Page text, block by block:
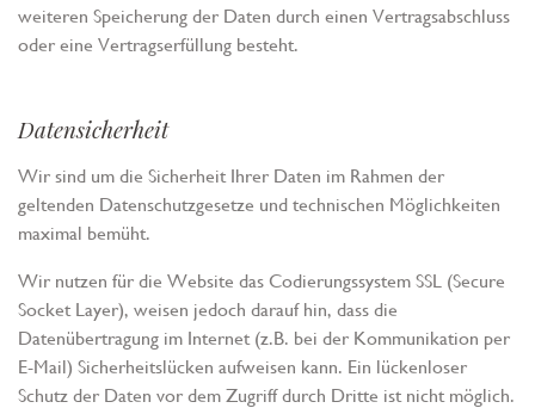
weiteren Speicherung der Daten durch einen Vertragsabschluss
oder eine Vertragserfüllung besteht.
Datensicherheit
Wir sind um die Sicherheit Ihrer Daten im Rahmen der
geltenden Datenschutzgesetze und technischen Möglichkeiten
maximal bemüht.
Wir nutzen für die Website das Codierungssystem SSL (Secure
Socket Layer), weisen jedoch darauf hin, dass die
Datenübertragung im Internet (z.B. bei der Kommunikation per
E-Mail) Sicherheitslücken aufweisen kann. Ein lückenloser
Schutz der Daten vor dem Zugriff durch Dritte ist nicht möglich.